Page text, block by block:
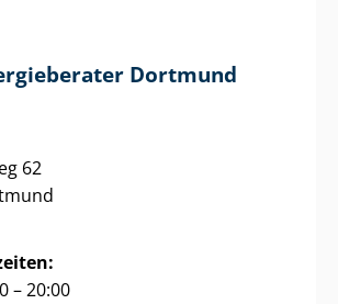
Dortmund
62
– 20:00